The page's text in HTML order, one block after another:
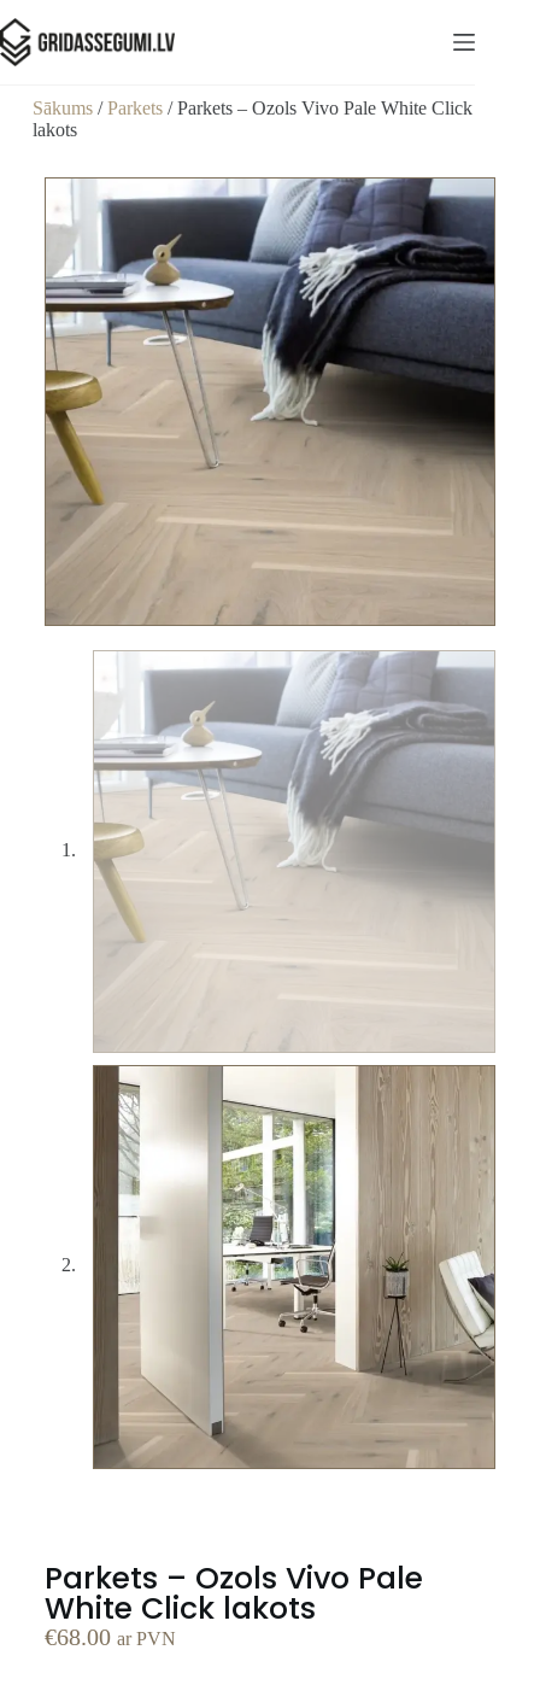
Sākums/Parkets/ Parkets – Ozols Vivo Pale White Click
lakots
Parkets – Ozols Vivo Pale
White Click lakots
€68.00 ar PVN